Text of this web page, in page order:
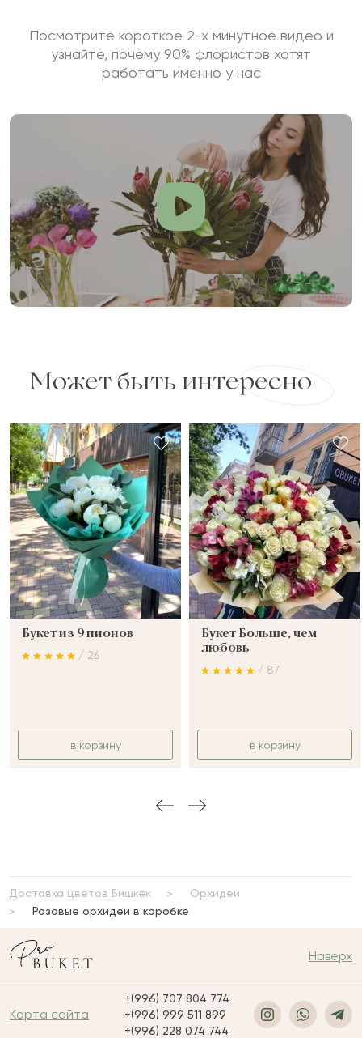
Проверяем на спам.
ОСТАВИТЬ ОТЗЫВ
Посмотрите короткое 2-х минутное видео и
узнайте, почему 90% флористов хотят
работать именно у нас
Может быть интересно
Букет из 9 пионов
/ 26
в корзину
Букет Больше, чем
любовь
/ 87
в корзину
Доставка цветов Бишкек
Орхидеи
Розовые орхидеи в коробке
Наверх
Карта сайта
+(996) 707 804 774
+(996) 999 511 899
+(996) 228 074 744